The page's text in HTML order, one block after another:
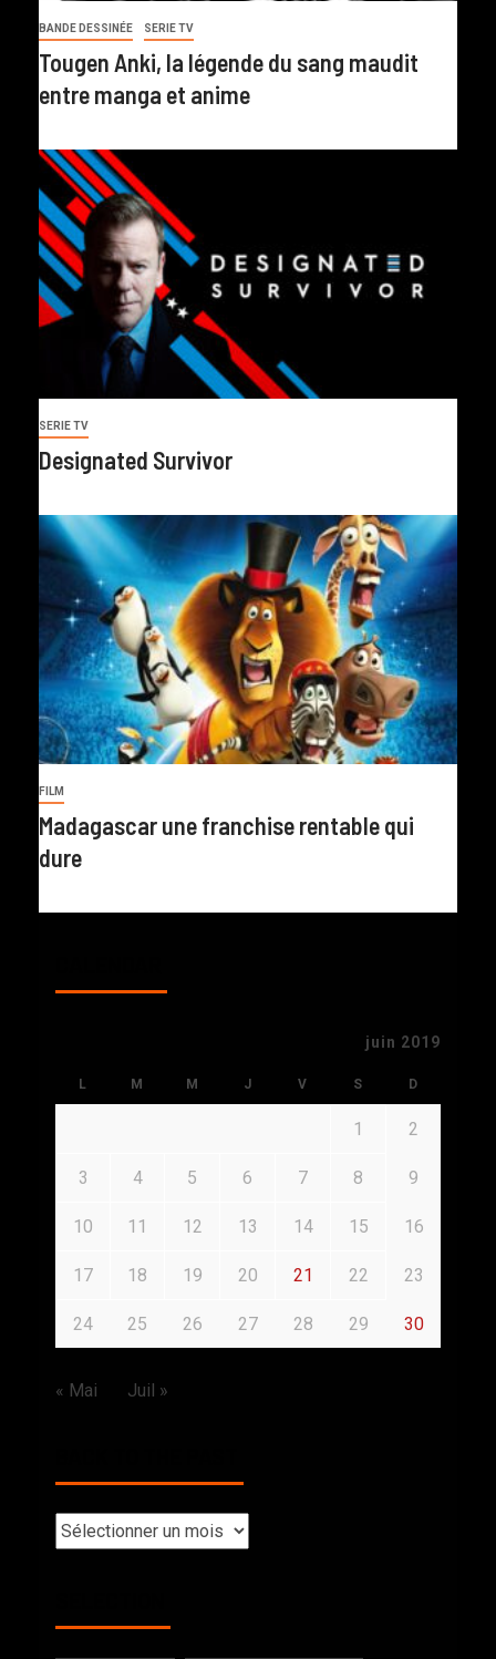
BANDE DESSINÉE SERIE TV
Tougen Anki, la légende du sang maudit
entre manga et anime
SERIE TV
Designated Survivor
FILM
Madagascar une franchise rentable qui
dure
juin 2019
L M M J V S D
1 2
3 4 5 6 7 8 9
10 11 12 13 14 15 16
17 18 19 20 21 22 23
24 25 26 27 28 29 30
« Mai Juil »